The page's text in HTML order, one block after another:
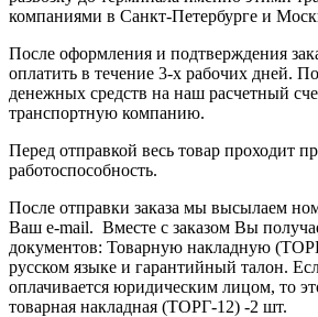
компаниями в Санкт-Петербурге и
После оформления и подтверждения
оплатить в течение 3-х рабочих дней.
денежных средств на наш расчетный
транспортную компанию.
Перед отправкой весь товар проходит
работоспособность.
После отправки заказа мы высылаем
Ваш e-mail. Вместе с заказом Вы
документов: Товарную накладную
русском языке и гарантийный талон.
оплачивается юридическим лицом, то
товарная накладная (ТОРГ-12) -2 шт.